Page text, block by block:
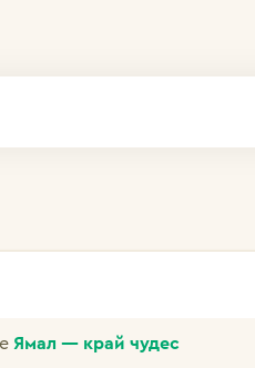
Ямал — край чудес